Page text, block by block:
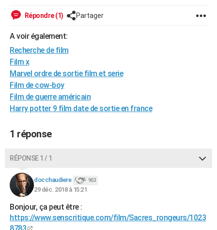
Répondre (1) Partager
A voir également:
Recherche de film
Film x
Marvel ordre de sortie film et serie
Film de cow-boy
Film de guerre américain
Harry potter 9 film date de sortie en france
1 réponse
RÉPONSE 1 / 1
docchaudiere 953
29 déc. 2018 à 15:21
Bonjour, ça peut être :
https://www.senscritique.com/film/Sacres_rongeurs/1023